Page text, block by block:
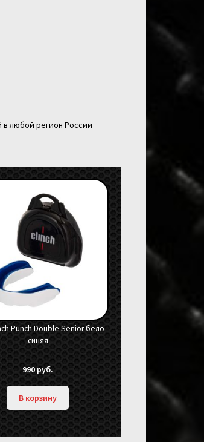
любой регион России
Punch Double Senior бело-
синяя
990руб.
В корзину